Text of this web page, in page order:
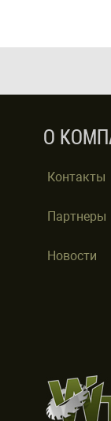
О
Контакты
Партнеры
Новости